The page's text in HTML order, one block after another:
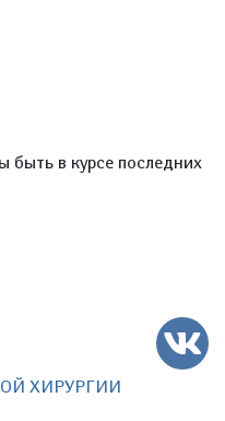
быть в курсе последних
ХИРУРГИИ